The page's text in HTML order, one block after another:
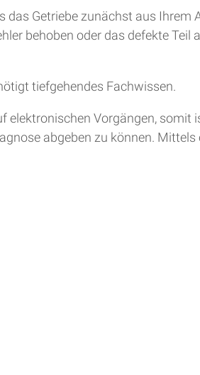
das Getriebe zunächst aus Ihrem
behoben oder das defekte Teil
tiefgehendes Fachwissen.
elektronischen Vorgängen, somit
abgeben zu können.